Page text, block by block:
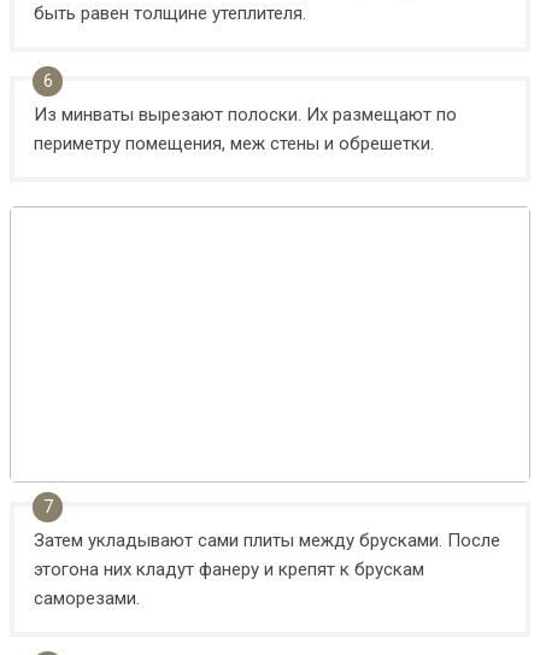
быть равен толщине утеплителя.
Из минваты вырезают полоски. Их размещают по
периметру помещения, меж стены и обрешетки.
Затем укладывают сами плиты между брусками. После
этогона них кладут фанеру и крепят к брускам
саморезами.